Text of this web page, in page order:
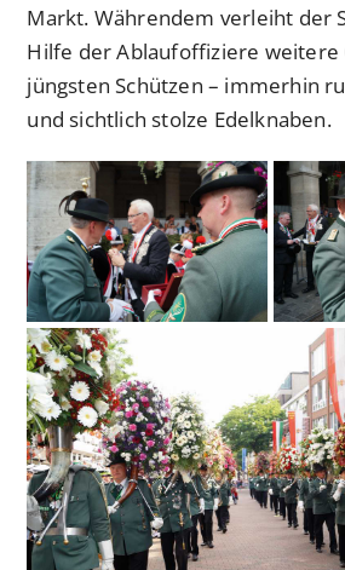
Markt. Währendem verleiht der
Hilfe der Ablaufoffiziere weitere
jüngsten Schützen – immerhin
und sichtlich stolze Edelknaben.